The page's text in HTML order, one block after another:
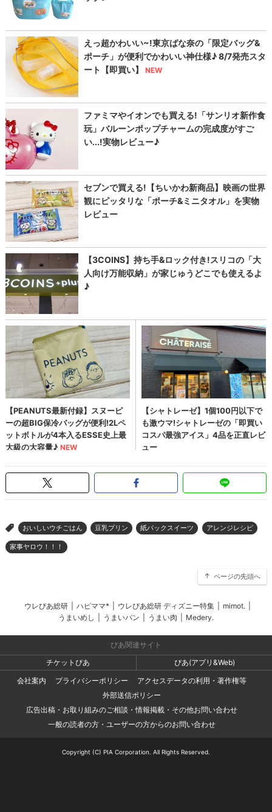
> おいしいウチごはん 豆乳プリン 紙パックスイーツ アレンジレシピ
家事ヤロウ！！！
ページの先頭へ
ウレぴあ総研 ハピママ* ウレぴあ総研 ディズニー特集 mimot.
うまいめし
うまいパン うまい肉 Medery.
ぴあ関連サイト
チケットぴあ
ぴあ(アプリ&Web)
会社案内
プライバシーポリシー
アクセスデータの利用・著作権等
外部送信ポリシー
広告出稿・お取り組みのご相談・情報掲載・その他お問い合わせ
一般の読者の方・ユーザーの方からのお問い合わせ
Copyright (C) PIA Corporation. All Rights Reserved.